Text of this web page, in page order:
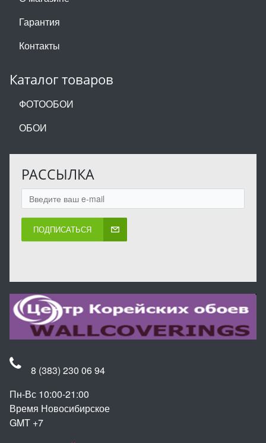
Гарантия
Контакты
Каталог товаров
ФОТООБОИ
ОБОИ
РАССЫЛКА
ПОДПИСАТЬСЯ
8 (383) 230 06 94
Пн-Вс 10:00-21:00
Время Новосибирское
GMT +7